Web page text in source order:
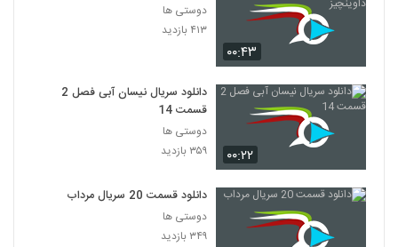
۰۰:۴۳
دوستی ها
۴۱۳ بازدید
۰۰:۲۲
دانلود سریال نیسان آبی فصل 2
قسمت 14
دوستی ها
۳۵۹ بازدید
دانلود قسمت 20 سریال مرداب
دوستی ها
۳۴۹ بازدید